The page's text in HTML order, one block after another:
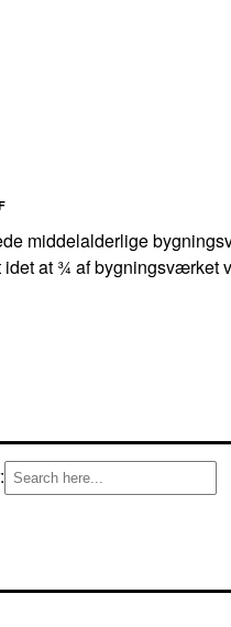
middelalderlige
at ¾ af bygningsværket